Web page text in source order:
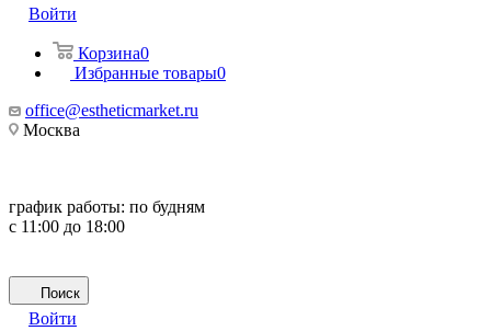
Войти
Корзина0
Избранные товары0
office@estheticmarket.ru
Москва
график работы: по будням
с 11:00 до 18:00
Поиск
Войти